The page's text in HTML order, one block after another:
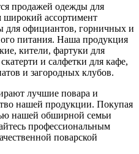
продажей одежды для
ассортимент
для официантов, горничных и
питания. Наша продукция
кители, фартуки для
и салфетки для кафе,
и загородных клубов.
лучшие повара и
нашей продукции. Покупая
нашей обширной семьи
профессиональным
поварской